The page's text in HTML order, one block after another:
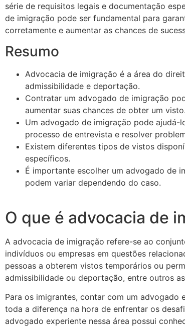
série de requisitos legais e documentação
de imigração pode ser fundamental para
corretamente e aumentar as chances de
Resumo
Advocacia de imigração é a área do
admissibilidade e deportação.
Contratar um advogado de imigração
aumentar suas chances de obter um visto.
Um advogado de imigração pode ajudá-
processo de entrevista e resolver
Existem diferentes tipos de vistos
específicos.
É importante escolher um advogado de
podem variar dependendo do caso.
O que é advocacia de
A advocacia de imigração refere-se ao
indivíduos ou empresas em questões
pessoas a obterem vistos temporários ou
admissibilidade ou deportação, entre outros
Para os imigrantes, contar com um
toda a diferença na hora de enfrentar os
advogado experiente nessa área possui